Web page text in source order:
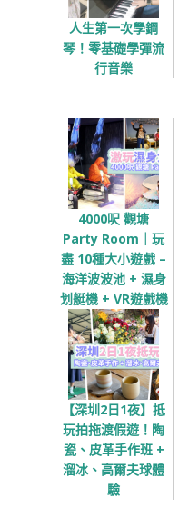
人生第一次學鋼
琴！零基礎學彈流
行音樂
4000呎 觀塘
Party Room｜玩
盡 10種大小遊戲 –
海洋波波池 + 濕身
划艇機 + VR遊戲機
【深圳2日1夜】抵
玩拍拖渡假遊！陶
瓷、皮革手作班 +
溜冰、高爾夫球體
驗